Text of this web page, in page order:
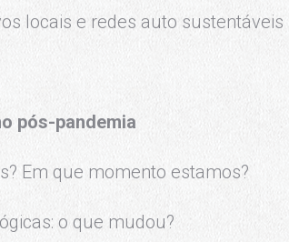
locais e redes auto sustentáveis
pós-pandemia
Em que momento estamos?
o que mudou?